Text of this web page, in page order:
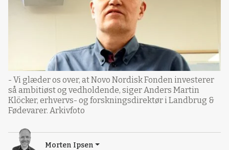
- Vi glæder os over, at Novo Nordisk Fonden investerer
så ambitiøst og vedholdende, siger Anders Martin
Klöcker, erhvervs- og forskningsdirektør i Landbrug &
Fødevarer. Arkivfoto
Morten Ipsen